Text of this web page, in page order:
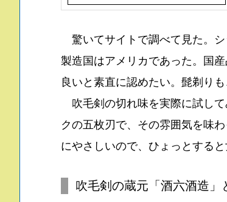
驚いてサイトで調べて見た。
製造国はアメリカであった。国
良いと素直に認めたい。髭剃りも
吹毛剣の切れ味を実際に試し
クの五枚刃で、その雰囲気を味
にやさしいので、ひょっとする
吹毛剣の蔵元「酒六酒造」